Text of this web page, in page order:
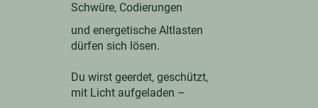
Schwüre, Codierungen
und energetische Altlasten
dürfen sich lösen.
Du wirst geerdet, geschützt,
mit Licht aufgeladen –